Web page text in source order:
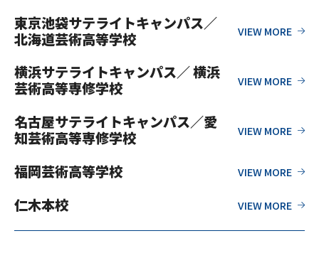
東京池袋サテライトキャンパス／
北海道芸術高等学校
横浜サテライトキャンパス／ 横浜
芸術高等専修学校
名古屋サテライトキャンパス／愛
知芸術高等専修学校
福岡芸術高等学校
仁木本校